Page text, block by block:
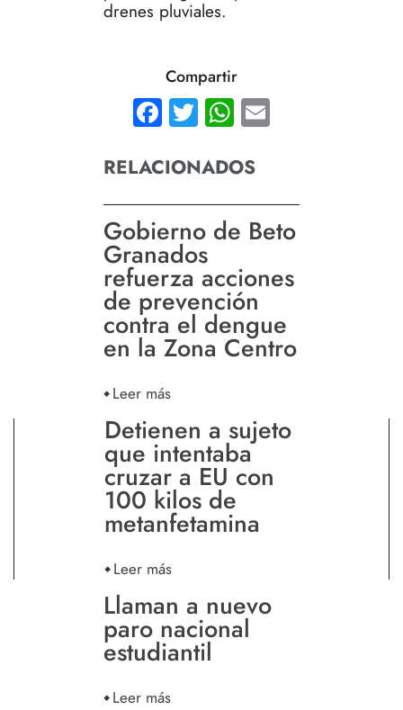
drenes pluviales.
Compartir
Facebook
TwitterWhatsApp
RELACIONADOS
Gobierno de Beto
Granados
refuerza acciones
de prevención
contra el dengue
en la Zona Centro
Leer más
Detienen a sujeto
que intentaba
cruzar a EU con
100 kilos de
metanfetamina
Leer más
Llaman a nuevo
paro nacional
estudiantil
Leer más